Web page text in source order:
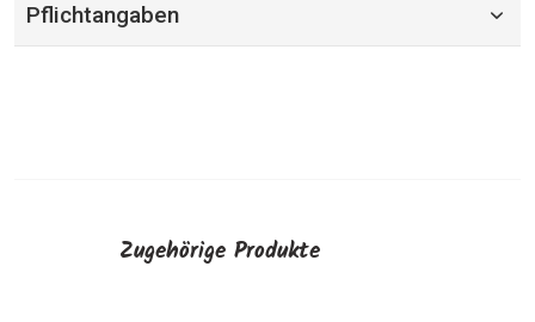
Pflichtangaben
Zugehörige Produkte